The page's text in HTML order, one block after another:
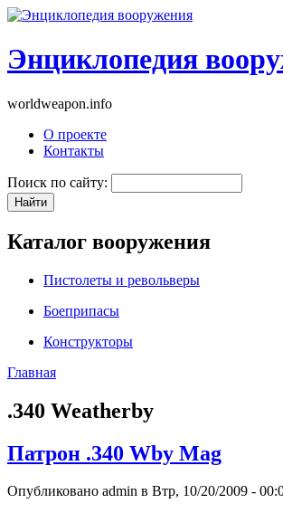
Энциклопедия
worldweapon.info
О проекте
Контакты
Поиск по сайту:
Каталог вооружения
Пистолеты и револьверы
Боеприпасы
Конструкторы
Главная
.340 Weatherby
Патрон .340 Wby Mag
Опубликовано admin в Втр, 10/20/2009 -